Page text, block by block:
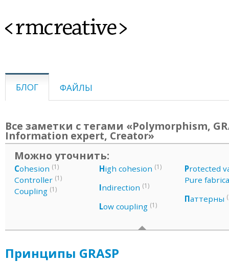
<rmcreative>
БЛОГ ФАЙЛЫ
Все заметки с тегами «Polymorphism,
Information expert, Creator»
Можно уточнить:
Cohesion (1)
Controller (1)
Coupling (1)
High cohesion (1)
Indirection (1)
Low coupling (1)
Protected
Pure
Паттерны
Принципы GRASP